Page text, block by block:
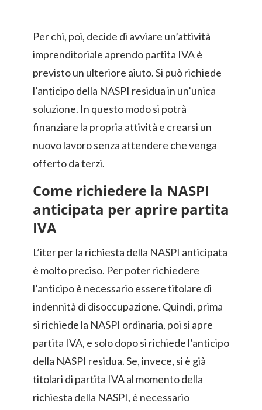
Per chi, poi, decide di avviare un’attività
imprenditoriale aprendo partita IVA è
previsto un ulteriore aiuto. Si può richiede
l’anticipo della NASPI residua in un’unica
soluzione. In questo modo si potrà
finanziare la propria attività e crearsi un
nuovo lavoro senza attendere che venga
offerto da terzi.
Come richiedere la NASPI
anticipata per aprire partita
IVA
L’iter per la richiesta della NASPI anticipata
è molto preciso. Per poter richiedere
l’anticipo è necessario essere titolare di
indennità di disoccupazione. Quindi, prima
si richiede la NASPI ordinaria, poi si apre
partita IVA, e solo dopo si richiede l’anticipo
della NASPI residua. Se, invece, si è già
titolari di partita IVA al momento della
richiesta della NASPI, è necessario